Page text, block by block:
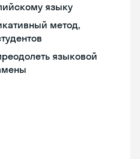
языку
метод,
языковой